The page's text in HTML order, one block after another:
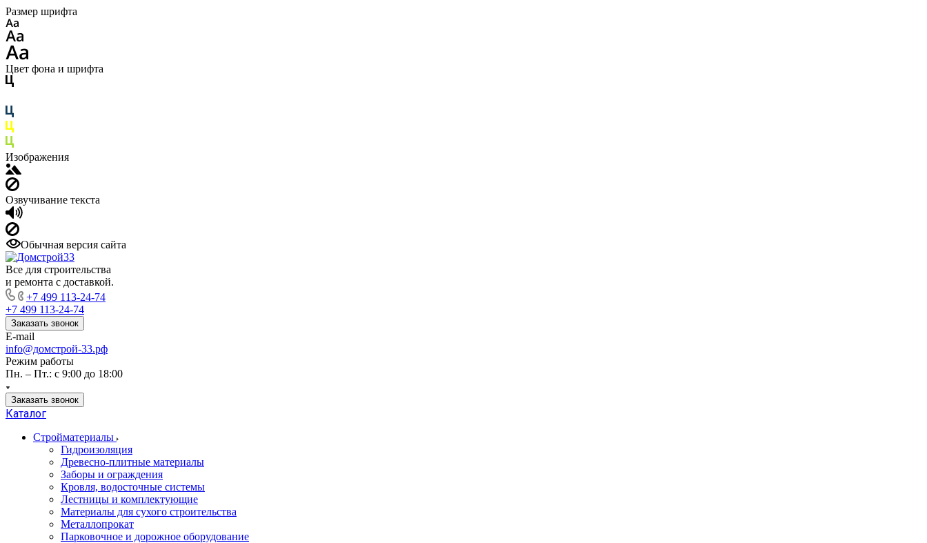
Размер шрифта
Цвет фона и шрифта
Изображения
Озвучивание текста
Обычная версия сайта
Все для строительства
и ремонта с доставкой.
+7 499 113-24-74
+7 499 113-24-74
Заказать звонок
E-mail
info@домстрой-33.рф
Режим работы
Пн. – Пт.: с 9:00 до 18:00
Заказать звонок
Каталог
Стройматериалы
Гидроизоляция
Древесно-плитные материалы
Заборы и ограждения
Кровля, водосточные системы
Лестницы и комплектующие
Материалы для сухого строительства
Металлопрокат
Парковочное и дорожное оборудование